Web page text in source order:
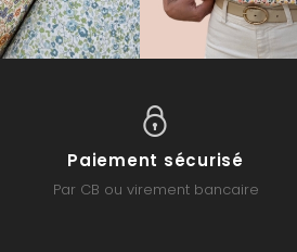
Paiement sécurisé
Par CB ou virement bancaire